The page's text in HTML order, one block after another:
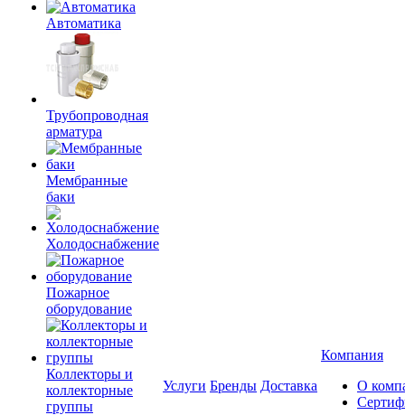
Автоматика
Трубопроводная
арматура
Мембранные
баки
Холодоснабжение
Пожарное
оборудование
Коллекторы и
коллекторные
группы
Услуги Бренды Доставка
Компания
О